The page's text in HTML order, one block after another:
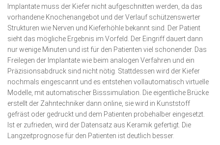
Implantate muss der Kiefer nicht aufgeschnitten werden, da das
vorhandene Kno­chen­angebot und der Verlauf schützenswerter
Struk­tu­ren wie Nerven und Kieferhöhle be­kannt sind. Der Patient
sieht das mögliche Ergebnis im Vorfeld. Der Eingriff dauert dann
nur wenige Minuten und ist für den Patien­ten viel schonender. Das
Freile­gen der Implantate wie beim analogen Verfah­ren und ein
Präzi­sion­s­ab­druck sind nicht nötig. Stattdessen wird der Kiefer
nochmals eingescannt und es entstehen vollautomatisch virtuelle
Modelle, mit auto­matischer Biss­simu­lation. Die eigentliche Brücke
er­stellt der Zahn­techniker dann online, sie wird in Kunst­stoff
gefräst oder gedruckt und dem Patienten probehalber eingesetzt.
Ist er zu­frie­den, wird der Datensatz aus Keramik gefertigt. Die
Langzeit­prognose für den Patien­ten ist deutlich besser.